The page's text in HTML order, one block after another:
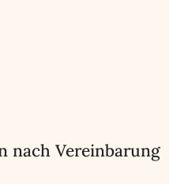
nach Vereinbarung